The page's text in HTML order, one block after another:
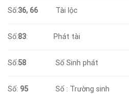
Số:36, 66 Tài lộc
Số:83: Phát tài
Số:58 Số Sinh phát
Số: 95 Số : Trường sinh